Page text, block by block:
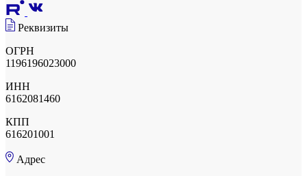
Реквизиты
ОГРН
1196196023000
ИНН
6162081460
КПП
616201001
Адрес